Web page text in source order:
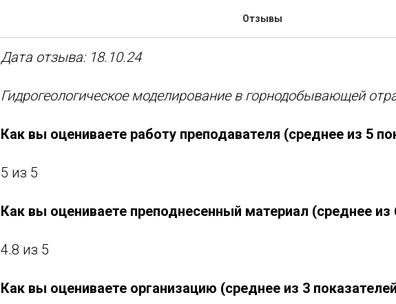
Отзывы
Артемий Шамшев,
Дата отзыва: 18.10.24
Гидрогеологическое моделирование в горнодобывающей
Как вы оцениваете работу преподавателя (среднее из 5
5 из 5
Как вы оцениваете преподнесенный материал (среднее из
4.8 из 5
Как вы оцениваете организацию (среднее из 3